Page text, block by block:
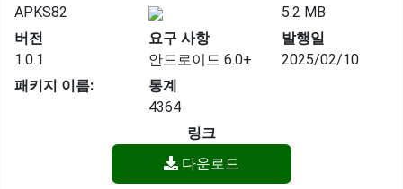
APKS82
5.2 MB
버전
1.0.1
요구 사항
안드로이드 6.0+
발행일
2025/02/10
패키지 이름:
통계
4364
링크
다운로드